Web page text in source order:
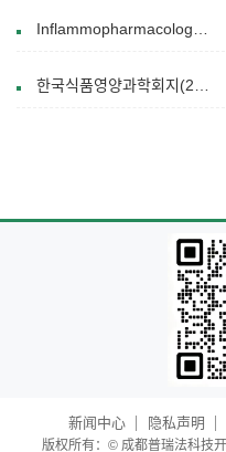
Inflammopharmacology(13 August 2019)
한국식품영양과학회지(2020.08)
新闻中心 隐私声明
版权所有：© 成都普瑞法科技